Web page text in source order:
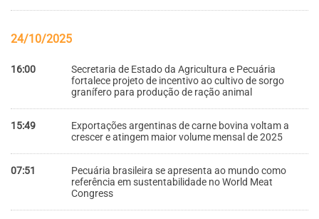
24/10/2025
16:00
Secretaria de Estado da Agricultura e Pecuária
fortalece projeto de incentivo ao cultivo de sorgo
granífero para produção de ração animal
15:49
Exportações argentinas de carne bovina voltam a
crescer e atingem maior volume mensal de 2025
07:51
Pecuária brasileira se apresenta ao mundo como
referência em sustentabilidade no World Meat
Congress